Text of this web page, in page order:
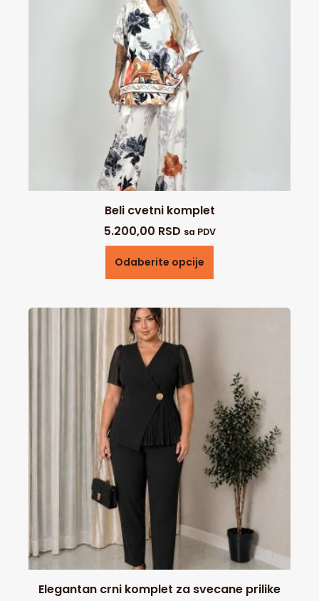
Beli cvetni komplet
5.200,00 RSD sa PDV
Odaberite opcije
Elegantan crni komplet za svecane prilike